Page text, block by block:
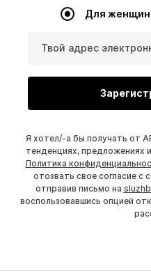
Для женщин
Твой адрес
Я хотел/-а бы получать от
тенденциях, предложениях
Политика
отозвать свое согласие с
отправив письмо на
воспользовавшись опцией